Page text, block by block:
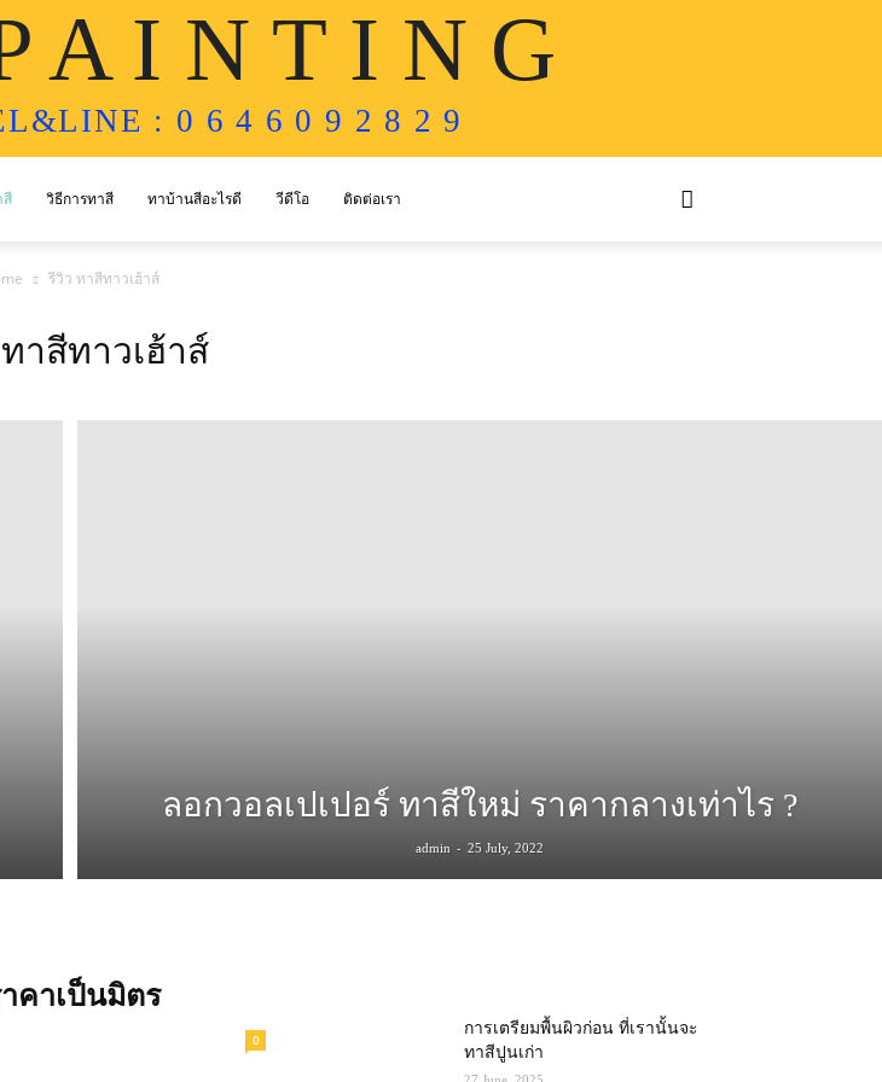
A I N T I N G
: 0 6 4 6 0 9 2 8 2 9
สี วิธีการทาสี ทาบ้านสีอะไรดี วีดีโอ ติดต่อเรา
รีวิว ทาสีทาวเฮ้าส์
าสีทาวเฮ้าส์
ลอกวอลเปเปอร์ ทาสีใหม่ ราคากลางเท่าไร ?
admin - 25 July, 2022
คาเป็นมิตร
0
การเตรียมพื้นผิวก่อน ที่เรานั้นจะ
ทาสีปูนเก่า